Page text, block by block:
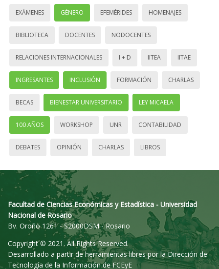
EXÁMENES GÉNERO EFEMÉRIDES HOMENAJES
BIBLIOTECA DOCENTES NODOCENTES
RELACIONES INTERNACIONALES I + D IITEA IITAE
INGRESANTES INCLUSIÓN FORMACIÓN CHARLAS
BECAS BIENESTAR UNIVERSITARIO LEY MICAELA
100 AÑOS WORKSHOP UNR CONTABILIDAD
DEBATES OPINIÓN CHARLAS LIBROS
Facultad de Ciencias Económicas y Estadística - Universidad
Nacional de Rosario
Bv. Oroño 1261 - S2000DSM - Rosario
Copyright © 2021. All Rights Reserved.
Desarrollado a partir de herramientas libres por la Dirección de
Tecnología de la Información de FCEyE